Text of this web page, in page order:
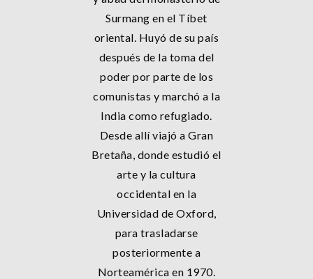
Surmang en el Tíbet
oriental. Huyó de su país
después de la toma del
poder por parte de los
comunistas y marchó a la
India como refugiado.
Desde allí viajó a Gran
Bretaña, donde estudió el
arte y la cultura
occidental en la
Universidad de Oxford,
para trasladarse
posteriormente a
Norteamérica en 1970.